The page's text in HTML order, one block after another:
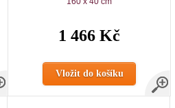
1 466 Kč
Vložit do košíku